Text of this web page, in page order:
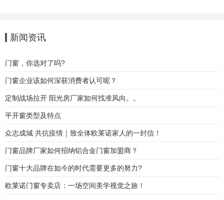
新闻资讯
门窗，你选对了吗?
门窗企业该如何深获消费者认可呢？
定制战场拉开 阳光房厂家如何找准风向。。
平开窗类型及特点
众志成城 共抗疫情｜致全体欧莱诺家人的一封信！
门窗品牌厂家如何招纳铝合金门窗加盟商？
门窗十大品牌在如今的时代需要更多的努力?
欧莱诺门窗专卖店：一场空间美学视觉之旅！